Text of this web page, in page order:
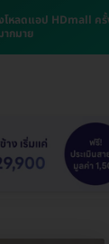
โหลดแอป HDmall ค
กมาย